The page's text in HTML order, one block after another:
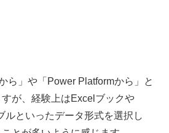
ら」や「Power Platformから」と
が、経験上はExcelブックや
ルといったデータ形式を選択し